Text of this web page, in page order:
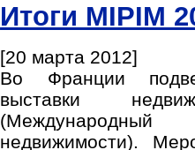
Итоги MIPIM
[20 марта 2012]
Во Франции
выставки
(Международный
недвижимости).